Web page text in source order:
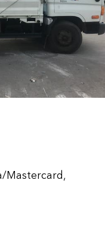
Mastercard,